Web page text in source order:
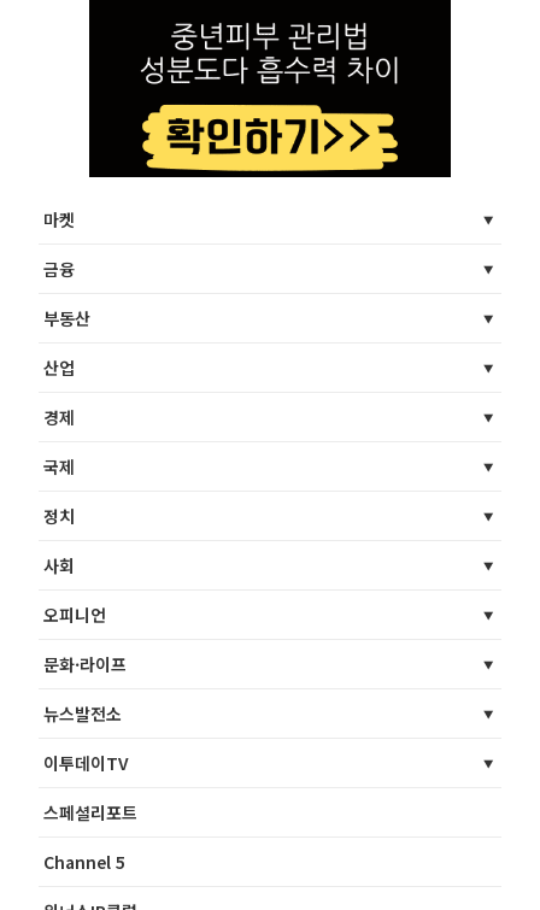
마켓
금융
부동산
산업
경제
국제
정치
사회
오피니언
문화·라이프
뉴스발전소
이투데이TV
스페셜리포트
Channel 5